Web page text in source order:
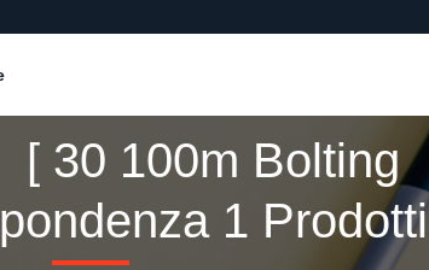
30 100m Bolting
1 Prodotti